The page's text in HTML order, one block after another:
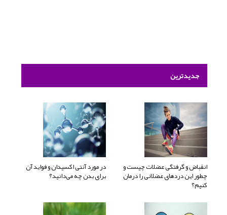
جدیدترین
انقباض و گرفتگی عضلات چیست و
چطور این دردهای عضلانی را درمان
کنیم؟
در مورد آنتی اکسیدان و فواید آن
برای بدن چه می‌دانید؟